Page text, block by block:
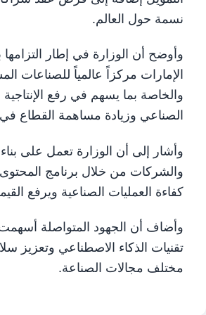
نسمة حول العالم.
وأوضح أن الوزارة في إطار
الإمارات مركزاً عالمياً للصناعات
والخاصة بما يسهم في رفع الإنتاجية
الصناعي وزيادة مساهمة القطاع
وأشار إلى أن الوزارة تعمل على
والشركات من خلال برنامج المحتوى
كفاءة العمليات الصناعية ويرفع
وأضاف أن الجهود المتواصلة
تقنيات الذكاء الاصطناعي وتعزيز
مختلف مجالات الصناعة.